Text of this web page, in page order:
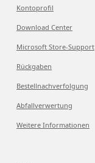
Kontoprofil
Download Center
Microsoft Store-Support
Rückgaben
Bestellnachverfolgung
Abfallverwertung
Weitere Informationen